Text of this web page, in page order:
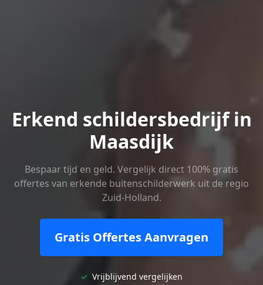
Erkend schildersbedrijf in
Maasdijk
Bespaar tijd en geld. Vergelijk direct 100% gratis
offertes van erkende buitenschilderwerk uit de regio
Zuid-Holland.
Gratis Offertes Aanvragen
✓ Vrijblijvend vergelijken